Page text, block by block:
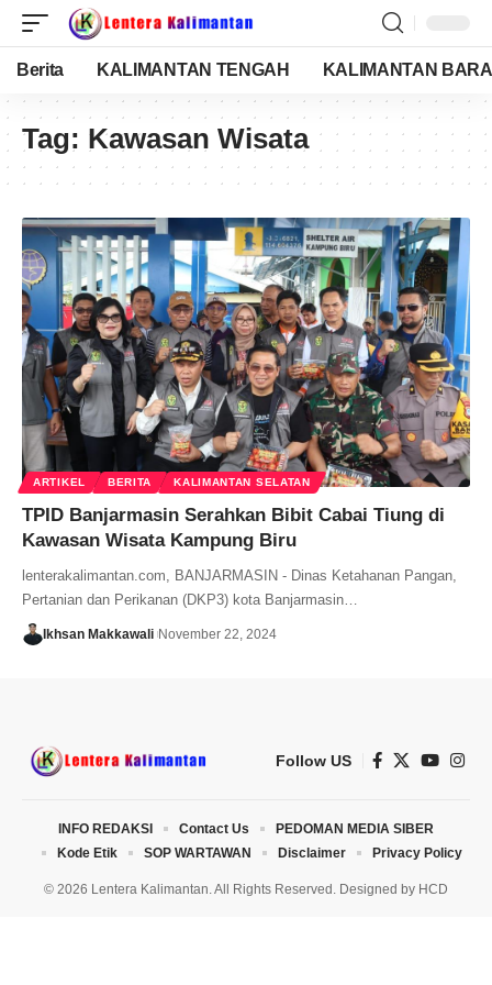
Berita KALIMANTAN TENGAH KALIMANTAN
Tag: Kawasan Wisata
ARTIKEL BERITA KALIMANTAN SELATAN
TPID Banjarmasin Serahkan Bibit Cabai Tiung di
Kawasan Wisata Kampung Biru
lenterakalimantan.com, BANJARMASIN - Dinas Ketahanan Pangan,
Pertanian dan Perikanan (DKP3) kota Banjarmasin…
Ikhsan Makkawali November 22, 2024
Follow US
© 2026 Lentera Kalimantan. All Rights Reserved. Designed by HCD
INFO REDAKSI Contact Us
PEDOMAN MEDIA SIBER
Kode Etik
SOP WARTAWAN Disclaimer Privacy Policy